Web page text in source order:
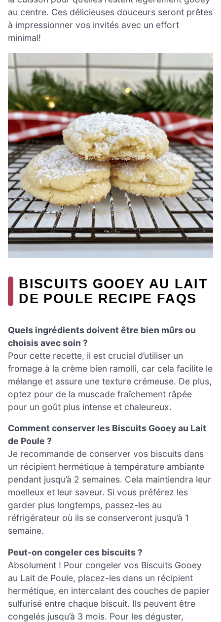
au centre. Ces délicieuses douceurs seront prêtes
à impressionner vos invités avec un effort
minimal!
BISCUITS GOOEY AU LAIT
DE POULE RECIPE FAQS
Quels ingrédients doivent être bien mûrs ou
choisis avec soin ?
Pour cette recette, il est crucial d’utiliser un
fromage à la crème bien ramolli, car cela facilite le
mélange et assure une texture crémeuse. De plus,
optez pour de la muscade fraîchement râpée
pour un goût plus intense et chaleureux.
Comment conserver les Biscuits Gooey au Lait
de Poule ?
Je recommande de conserver vos biscuits dans
un récipient hermétique à température ambiante
pendant jusqu’à 2 semaines. Cela maintiendra leur
moelleux et leur saveur. Si vous préférez les
garder plus longtemps, passez-les au
réfrigérateur où ils se conserveront jusqu’à 1
semaine.
Peut-on congeler ces biscuits ?
Absolument ! Pour congeler vos Biscuits Gooey
au Lait de Poule, placez-les dans un récipient
hermétique, en intercalant des couches de papier
sulfurisé entre chaque biscuit. Ils peuvent être
congelés jusqu’à 3 mois. Pour les déguster,